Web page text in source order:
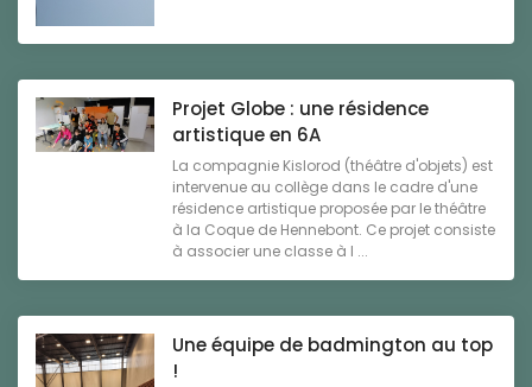
Projet Globe : une résidence
artistique en 6A
La compagnie Kislorod (théâtre d'objets) est
intervenue au collège dans le cadre d'une
résidence artistique proposée par le théâtre
à la Coque de Hennebont. Ce projet consiste
à associer une classe à l ...
Une équipe de badmington au top
!